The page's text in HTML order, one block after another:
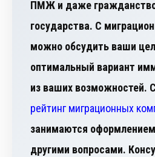
ПМЖ и даже гражданство
государства. С
можно обсудить ваши
оптимальный вариант
рейтинг миграционных
занимаются
другими вопросами.